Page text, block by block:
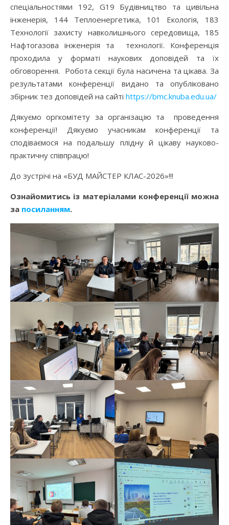
спеціальностями 192, G19 Будівництво та цивільна
інженерія, 144 Теплоенергетика, 101 Екологія, 183
Технології захисту навколишнього середовища, 185
Нафтогазова інженерія та технології. Конференція
проходила у форматі наукових доповідей та їх
обговорення. Робота секції була насичена та цікава. За
результатами конференції видано та опубліковано
збірник тез доповідей на сайті https://bmc.knuba.edu.ua/
Дякуємо оргкомітету за організацію та проведення
конференції! Дякуємо учасникам конференції та
сподіваємося на подальшу плідну й цікаву науково-
практичну співпрацю!
До зустрічі на «БУД МАЙСТЕР КЛАС-2026»!!!
Ознайомитись із матеріалами конференції можна
за посиланням.